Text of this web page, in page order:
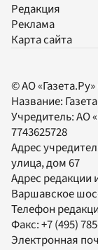
Редакция
Реклама
Карта сайта
© АО
Название:
Учредитель:АО
7743625728
Адрес
улица, дом 67
Адрес редакции
Варшавское
Телефон
Факс:+7 (495)
Электронная